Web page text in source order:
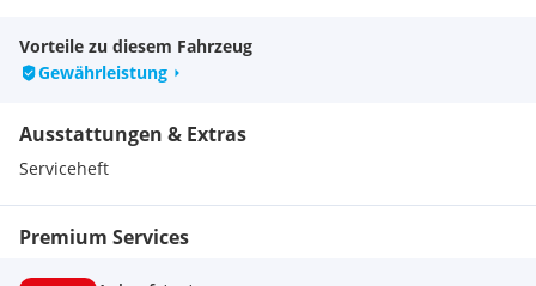
Ausstattung:
Audi connect Notruf & Service inklusive Fahrzeugsteuerung
Audi pre sense basic
Audi pre sense front
Bordwerkzeug und Wagenheber
Dachhimmel in Stoff
Vorteile zu diesem Fahrzeug
Gewährleistung
Ausstattungen & Extras
Serviceheft
Premium Services